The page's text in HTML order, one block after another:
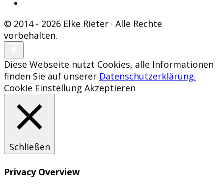
© 2014 - 2026 Elke Rieter · Alle Rechte
vorbehalten.
Diese Webseite nutzt Cookies, alle Informationen
finden Sie auf unserer Datenschutzerklärung.
Cookie Einstellung Akzeptieren
Schließen
Privacy Overview